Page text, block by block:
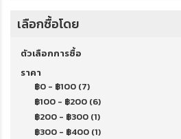
เลือกซื้อโดย
ตัวเลือกการซื้อ
ราคา
฿0 - ฿100 (7)
฿100 - ฿200 (6)
฿200 - ฿300 (1)
฿300 - ฿400 (1)